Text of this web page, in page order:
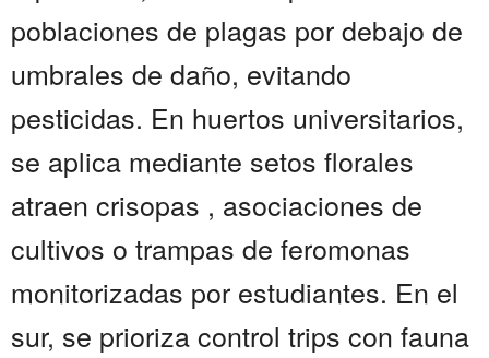
poblaciones de plagas por debajo de
umbrales de daño, evitando
pesticidas. En huertos universitarios,
se aplica mediante setos florales
atraen crisopas , asociaciones de
cultivos o trampas de feromonas
monitorizadas por estudiantes. En el
sur, se prioriza control trips con fauna